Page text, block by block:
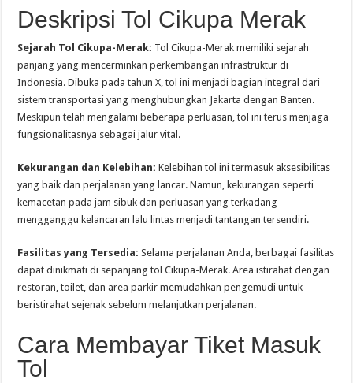
Deskripsi Tol Cikupa Merak
Sejarah Tol Cikupa-Merak: Tol Cikupa-Merak memiliki sejarah
panjang yang mencerminkan perkembangan infrastruktur di
Indonesia. Dibuka pada tahun X, tol ini menjadi bagian integral dari
sistem transportasi yang menghubungkan Jakarta dengan Banten.
Meskipun telah mengalami beberapa perluasan, tol ini terus menjaga
fungsionalitasnya sebagai jalur vital.
Kekurangan dan Kelebihan: Kelebihan tol ini termasuk aksesibilitas
yang baik dan perjalanan yang lancar. Namun, kekurangan seperti
kemacetan pada jam sibuk dan perluasan yang terkadang
mengganggu kelancaran lalu lintas menjadi tantangan tersendiri.
Fasilitas yang Tersedia: Selama perjalanan Anda, berbagai fasilitas
dapat dinikmati di sepanjang tol Cikupa-Merak. Area istirahat dengan
restoran, toilet, dan area parkir memudahkan pengemudi untuk
beristirahat sejenak sebelum melanjutkan perjalanan.
Cara Membayar Tiket Masuk
Tol